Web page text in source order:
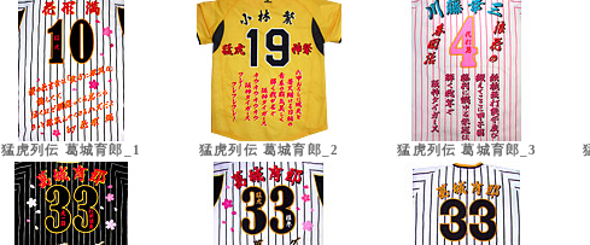
猛虎列伝 葛城育郎_1 猛虎列伝 葛城育郎_2 猛虎列伝 葛城育郎_3